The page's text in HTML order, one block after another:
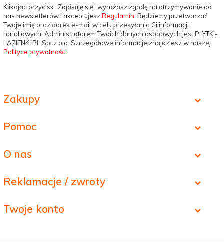
Klikając przycisk „Zapisuję się” wyrażasz zgodę na otrzymywanie od
nas newsletterów i akceptujeszRegulamin . Będziemy przetwarzać
Twoje imię oraz adres e-mail w celu przesyłania Ci informacji
handlowych. Administratorem Twoich danych osobowych jest PLYTKI-
LAZIENKI.PL Sp. z o.o. Szczegółowe informacje znajdziesz w naszej
Polityce prywatności
Zakupy
Pomoc
O nas
Reklamacje / zwroty
Twoje konto